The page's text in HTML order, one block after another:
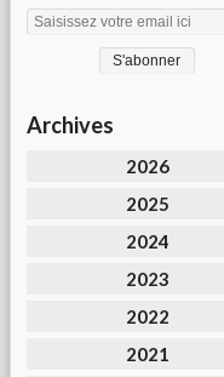
Archives
2026
2025
2024
2023
2022
2021